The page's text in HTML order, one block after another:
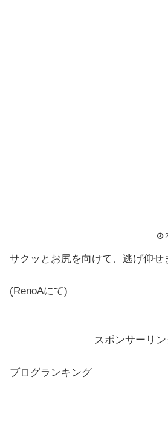
サクッとお尻を向けて、逃げ仰
(RenoAにて)
スポンサーリン
ブログランキング